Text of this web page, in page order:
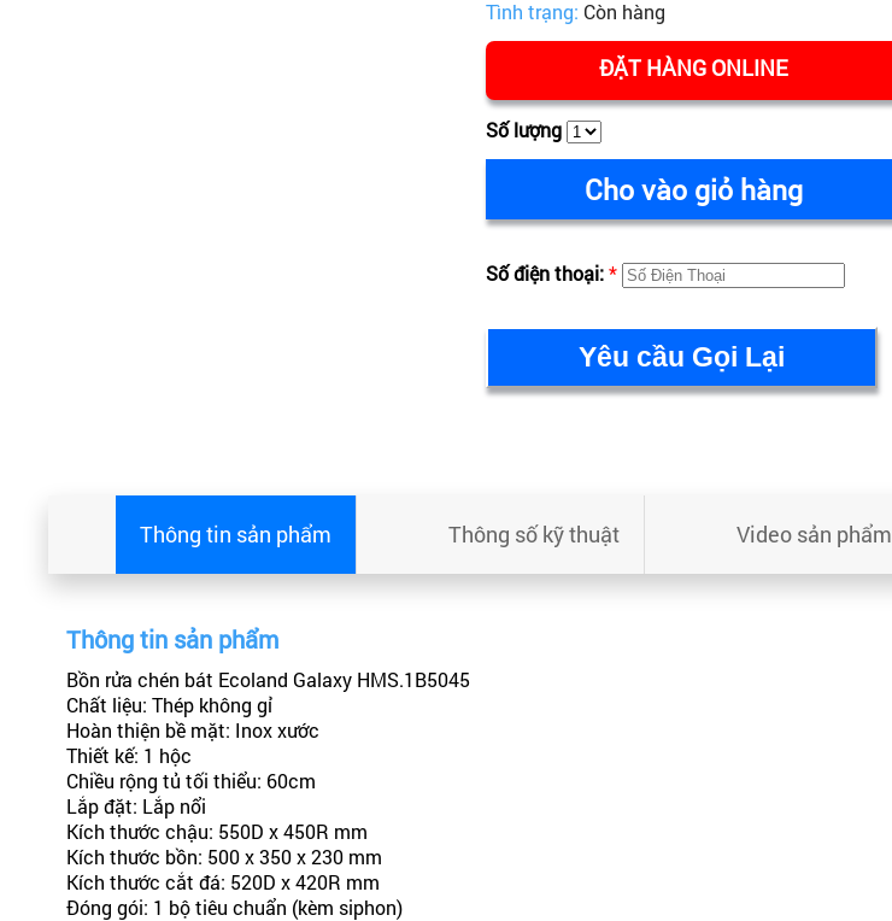
Tình trạng: Còn hàng
ĐẶT HÀNG ONLINE
Số lượng
Cho vào giỏ hàng
Số điện thoại:*
Thông tin sản phẩm Thông số kỹ thuật Video sản phẩm
Thông tin sản phẩm
Bồn rửa chén bát Ecoland Galaxy HMS.1B5045
Chất liệu: Thép không gỉ
Hoàn thiện bề mặt: Inox xước
Thiết kế: 1 hộc
Chiều rộng tủ tối thiểu: 60cm
Lắp đặt: Lắp nổi
Kích thước chậu: 550D x 450R mm
Kích thước bồn: 500 x 350 x 230 mm
Kích thước cắt đá: 520D x 420R mm
Đóng gói: 1 bộ tiêu chuẩn (kèm siphon)